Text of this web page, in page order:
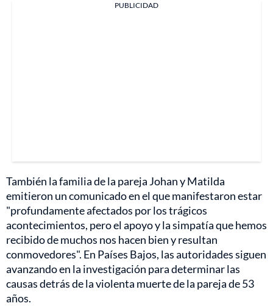
PUBLICIDAD
También la familia de la pareja Johan y Matilda
emitieron un comunicado en el que manifestaron estar
"profundamente afectados por los trágicos
acontecimientos, pero el apoyo y la simpatía que hemos
recibido de muchos nos hacen bien y resultan
conmovedores". En Países Bajos, las autoridades siguen
avanzando en la investigación para determinar las
causas detrás de la violenta muerte de la pareja de 53
años.